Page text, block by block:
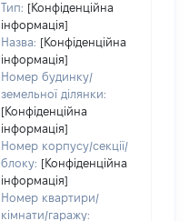
Тип: [Конфіденційна
інформація]
Назва: [Конфіденційна
інформація]
Номер будинку/
земельної ділянки:
[Конфіденційна
інформація]
Номер корпусу/секції/
блоку: [Конфіденційна
інформація]
Номер квартири/
кімнати/гаражу: